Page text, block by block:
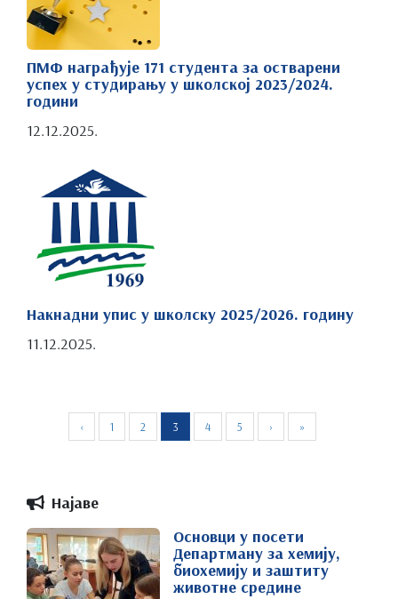
Рачунарске науке
Информационе технологије
ПМФ награђује 171 студента за остварени
успех у студирању у школској 2023/2024.
години
12.12.2025.
Накнадни упис у школску 2025/2026. годину
11.12.2025.
‹ 1 2 3 4 5 › »
Најаве
Основци у посети
Департману за хемију,
биохемију и заштиту
животне средине